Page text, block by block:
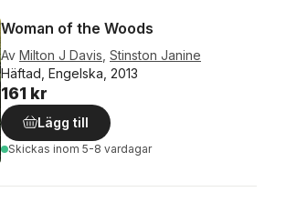
Woman of the Woods
Av Milton J Davis Stinston Janine
Häftad, Engelska, 2013
161 kr
Lägg till
Skickas inom 5-8 vardagar